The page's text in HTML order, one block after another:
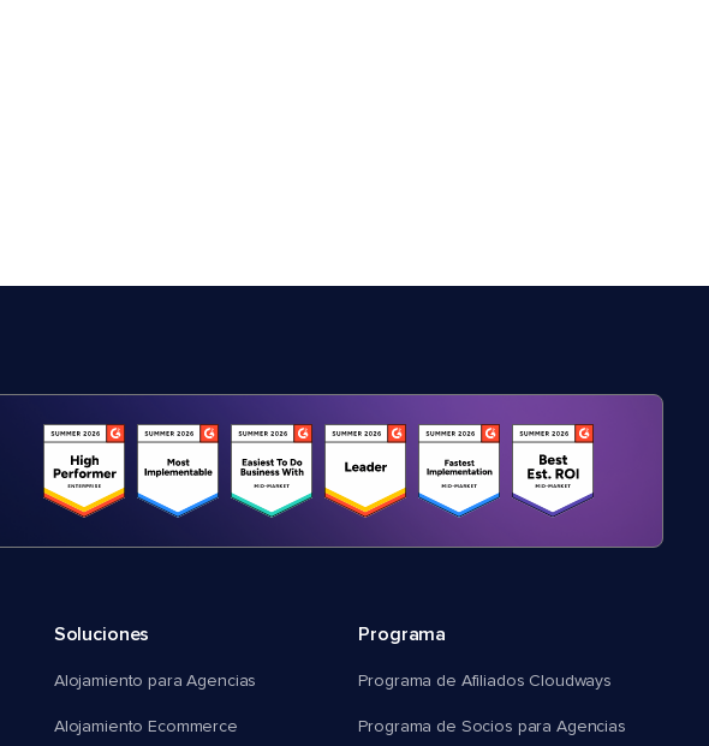
Soluciones
Alojamiento para Agencias
Alojamiento Ecommerce
Programa
Programa de Afiliados Cloudways
Programa de Socios para Agencias